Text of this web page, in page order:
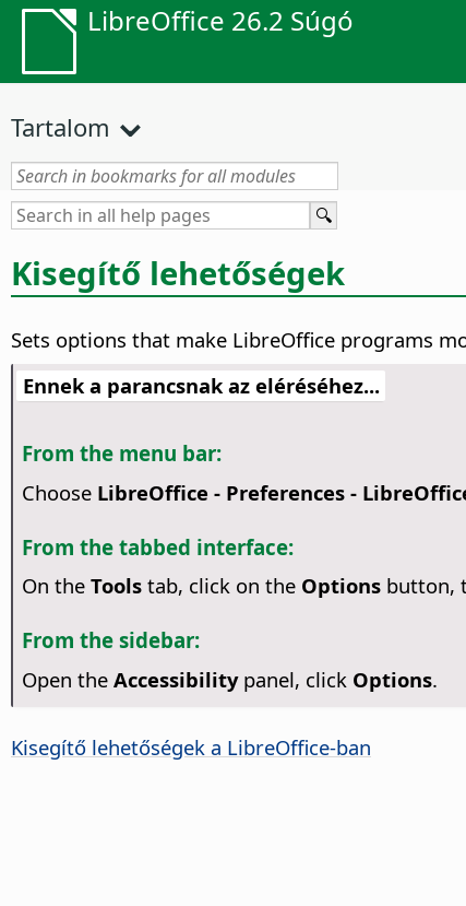
LibreOffice 26.2 Súgó
Tartalom
Kisegítő lehetőségek
Sets options that make LibreOffice programs
Ennek a parancsnak az eléréséhez...
From the menu bar:
Choose LibreOffice - Preferences-
From the tabbed interface:
On the Toolstab, click on the Optionsbutton,
From the sidebar:
Open the Accessibilitypanel, click Options.
Kisegítő lehetőségek a LibreOffice-ban